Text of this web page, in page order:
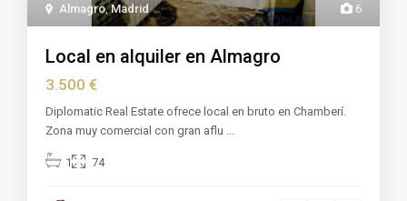
6
Almagro,Madrid
Local en alquiler en Almagro
3.500 €
Diplomatic Real Estate ofrece local en bruto en Chamberí.
Zona muy comercial con gran aflu
1 74